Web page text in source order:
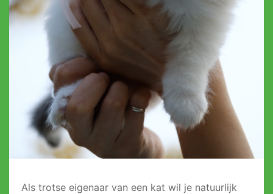
Als trotse eigenaar van een kat wil je natuurlijk